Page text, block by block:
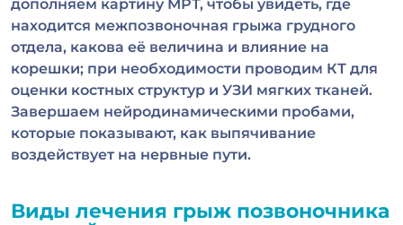
дополняем картину МРТ, чтобы увидеть, где
находится межпозвоночная грыжа грудного
отдела, какова её величина и влияние на
корешки; при необходимости проводим КТ для
оценки костных структур и УЗИ мягких тканей.
Завершаем нейродинамическими пробами,
которые показывают, как выпячивание
воздействует на нервные пути.
Виды лечения грыж позвоночника